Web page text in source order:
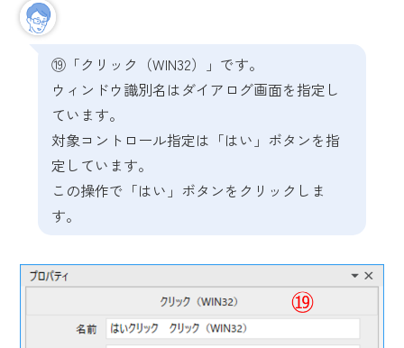
⑲「クリック（WIN32）」です。
ウィンドウ識別名はダイアログ画面を指定し
ています。
対象コントロール指定は「はい」ボタンを指
定しています。
この操作で「はい」ボタンをクリックしま
す。